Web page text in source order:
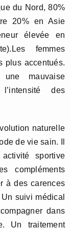
du Nord, 80%
20% en Asie
élevée en
femmes
plus accentués.
mauvaise
des
naturelle
de vie sain. Il
sportive
compléments
à des carences
suivi médical
dans
Un traitement